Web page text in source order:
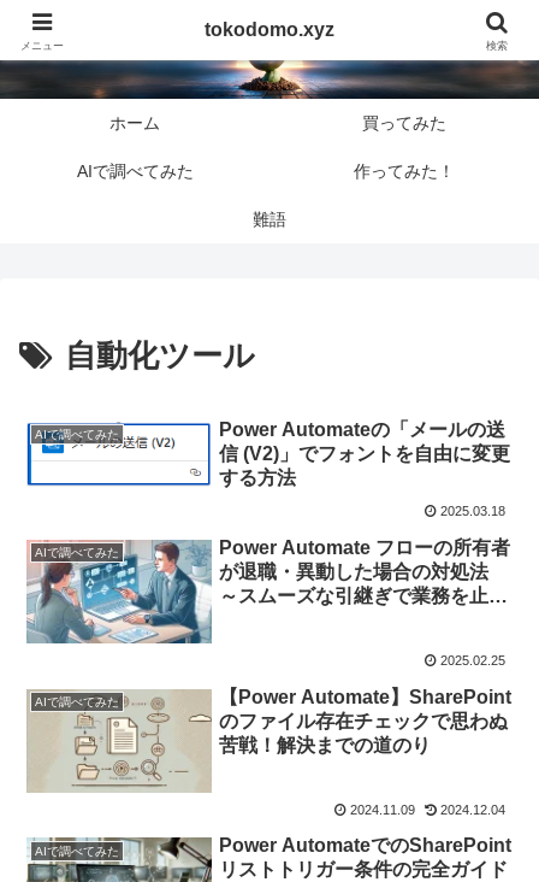
tokodomo.xyz
ホーム 買ってみた
AIで調べてみた 作ってみた！
難語
自動化ツール
AIで調べてみた
Power Automateの「メールの送
信 (V2)」でフォントを自由に変更
する方法
2025.03.18
AIで調べてみた
Power Automate フローの所有者
が退職・異動した場合の対処法
～スムーズな引継ぎで業務を止め
2025.02.25
AIで調べてみた
【Power Automate】SharePoint
のファイル存在チェックで思わぬ
苦戦！解決までの道のり
2024.11.09 2024.12.04
AIで調べてみた
Power AutomateでのSharePoint
リストトリガー条件の完全ガイド
メニュー
tokodomo.xyz
検索